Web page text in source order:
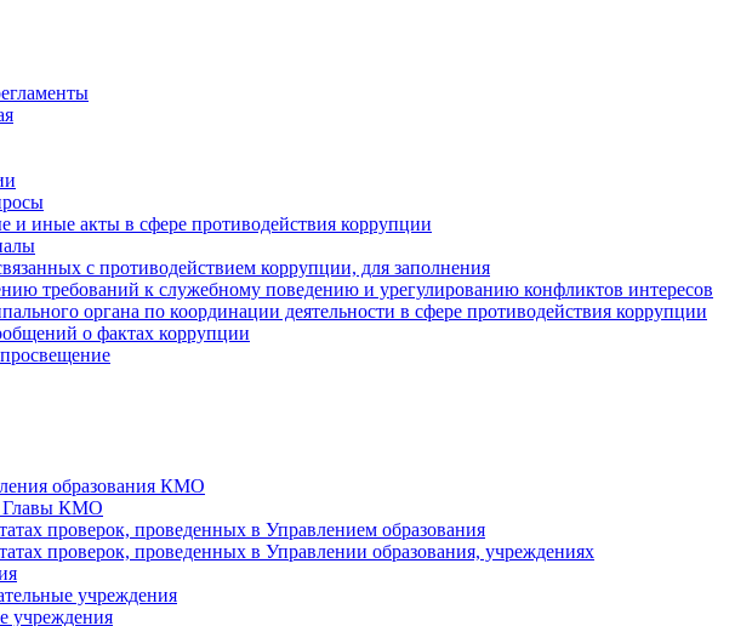
и иные акты в сфере противодействия коррупции
с противодействием коррупции, для заполнения
требований к служебному поведению и урегулированию конфликтов интересов
органа по координации деятельности в сфере противодействия коррупции
о фактах коррупции
образования КМО
Главы КМО
проверок, проведенных в Управлением образования
проверок, проведенных в Управлении образования, учреждениях
учреждения
учреждения